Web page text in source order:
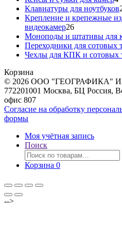
Клавиатуры для ноутбуков
Крепление и крепежные
видеокамер2626
товаров
Моноподы и штативы для
Переходники для сотовых
Чехлы для КПК и сотовых
Корзина
© 2026 ООО "ГЕОГРАФИКА"
772201001 Москва, БЦ Россия,
офис 807
Согласие на обработку
формы
Моя учётная запись
Поиск
Искать:
Корзина 0
-->